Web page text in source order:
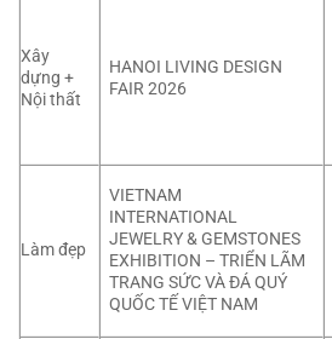
Xây
dựng +
Nội thất
HANOI LIVING DESIGN
FAIR 2026
Làm đẹp
VIETNAM
INTERNATIONAL
JEWELRY & GEMSTONES
EXHIBITION – TRIỂN LÃM
TRANG SỨC VÀ ĐÁ QUÝ
QUỐC TẾ VIỆT NAM